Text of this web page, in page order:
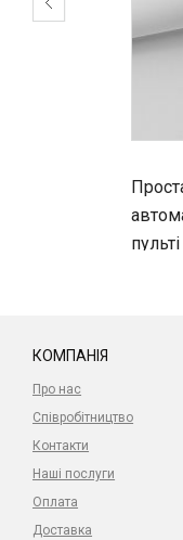
пульті
КОМПАНІЯ
Про нас
Співробітництво
Контакти
Наші послуги
Оплата
Доставка